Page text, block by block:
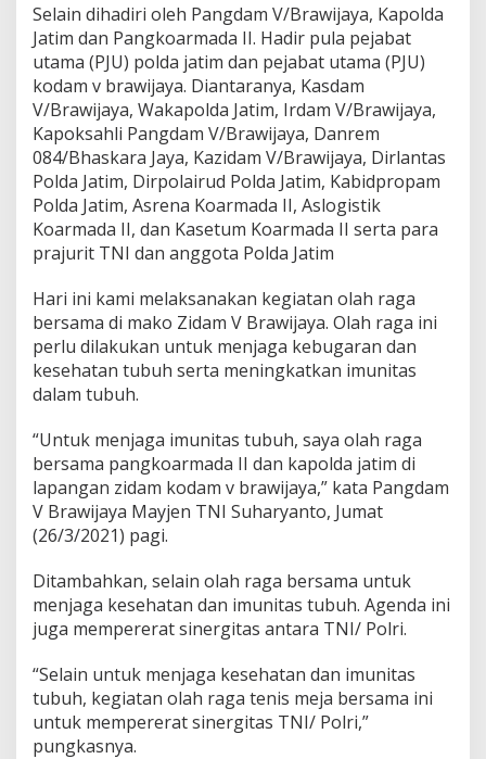
w
a
y
a
,
a
n
g
k
o
a
m
a
d
a
I
a
n
K
a
p
d
a
a
i
m
O
l
Selain dihadiri oleh Pangdam V/Brawijaya, Kapolda
Jatim dan Pangkoarmada II. Hadir pula pejabat
utama (PJU) polda jatim dan pejabat utama (PJU)
kodam v brawijaya. Diantaranya, Kasdam
V/Brawijaya, Wakapolda Jatim, Irdam V/Brawijaya,
Kapoksahli Pangdam V/Brawijaya, Danrem
084/Bhaskara Jaya, Kazidam V/Brawijaya, Dirlantas
Polda Jatim, Dirpolairud Polda Jatim, Kabidpropam
Polda Jatim, Asrena Koarmada II, Aslogistik
Koarmada II, dan Kasetum Koarmada II serta para
prajurit TNI dan anggota Polda Jatim
Hari ini kami melaksanakan kegiatan olah raga
bersama di mako Zidam V Brawijaya. Olah raga ini
perlu dilakukan untuk menjaga kebugaran dan
kesehatan tubuh serta meningkatkan imunitas
dalam tubuh.
“Untuk menjaga imunitas tubuh, saya olah raga
bersama pangkoarmada II dan kapolda jatim di
lapangan zidam kodam v brawijaya,” kata Pangdam
V Brawijaya Mayjen TNI Suharyanto, Jumat
(26/3/2021) pagi.
Ditambahkan, selain olah raga bersama untuk
menjaga kesehatan dan imunitas tubuh. Agenda ini
juga mempererat sinergitas antara TNI/ Polri.
“Selain untuk menjaga kesehatan dan imunitas
tubuh, kegiatan olah raga tenis meja bersama ini
untuk mempererat sinergitas TNI/ Polri,”
pungkasnya.